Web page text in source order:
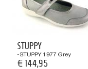
STUPPY
-STUPPY 1977 Grey
€ 144,95